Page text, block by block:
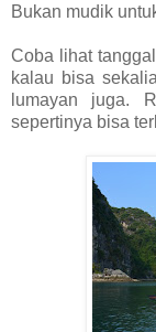
Bukan mudik
Coba lihat
kalau bisa
lumayan juga.
sepertinya bisa